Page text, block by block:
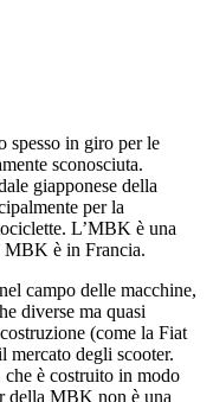
spesso in giro per le
sconosciuta.
giapponese della
per la
L’MBK è una
MBK è in Francia.
campo delle macchine,
diverse ma quasi
(come la Fiat
mercato degli scooter.
è costruito in modo
della MBK non è una